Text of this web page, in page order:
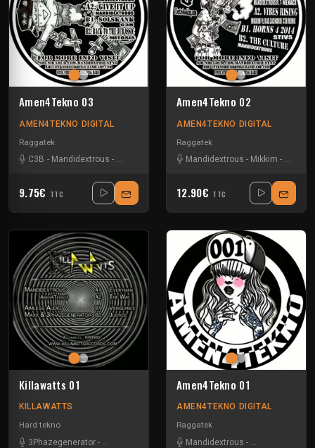
Amen4Tekno 03
AMEN4TEKNO DIGITAL
Raggatek
C3B - Mandidextrous - Mitosis
9.75€ TTC
Amen4Tekno 02
AMEN4TEKNO DIGITAL
Raggatek
Mandidextrous - Mikkim - Ras
12.90€ TTC
Killawatts 01
KILLAWATTS
Hard tekno
3Phazegenerator - Mandidextrous-Maxx
Amen4Tekno 01
AMEN4TEKNO DIGITAL
Raggatek
Mandidextrous -